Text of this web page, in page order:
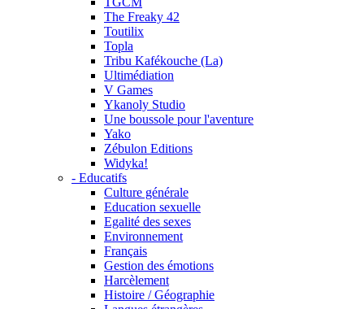
The Freaky 42
Toutilix
Topla
Tribu Kafékouche (La)
Ultimédiation
V Games
Ykanoly Studio
Une boussole pour l'aventure
Yako
Zébulon Editions
Widyka!
- Educatifs
Culture générale
Education sexuelle
Egalité des sexes
Environnement
Français
Gestion des émotions
Harcèlement
Histoire / Géographie